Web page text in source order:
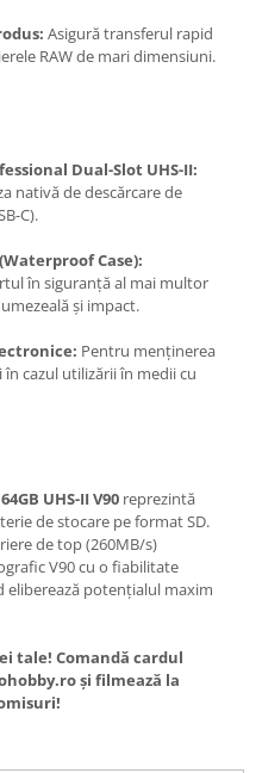
Asigură transferul rapid
RAW de mari dimensiuni.
Dual-Slot UHS-II:
nativă de descărcare de
C).
Case):
în siguranță al mai multor
și impact.
Pentru menținerea
cazul utilizării în medii cu
UHS-II V90 reprezintă
de stocare pe format SD.
de top (260MB/s)
V90 cu o fiabilitate
eliberează potențialul maxim
tale! Comandă cardul
și filmează la